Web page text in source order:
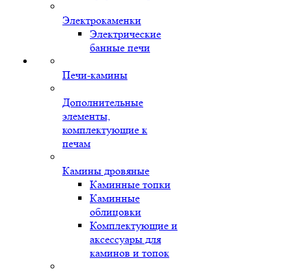
Электрокаменки
Электрические
банные печи
Печи-камины
Дополнительные
элементы,
комплектующие к
печам
Камины дровяные
Каминные топки
Каминные
облицовки
Комплектующие и
аксессуары для
каминов и топок